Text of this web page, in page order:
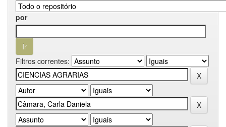
por
Filtros correntes: